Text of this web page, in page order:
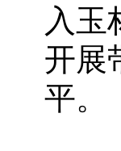
入玉
开展
平。